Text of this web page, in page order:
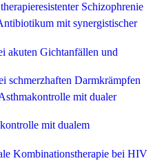
Schizophrenie
mit synergistischer
akuten Gichtanfällen und
schmerzhaften Darmkrämpfen
mit dualer
mit dualem
Kombinationstherapie bei HIV